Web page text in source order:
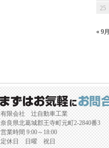
« 9月
25
有限会社 辻自動車工業
奈良県北葛城郡王寺町元町2-2840番3
営業時間 9:00～18:00
定休日 日曜 祝日